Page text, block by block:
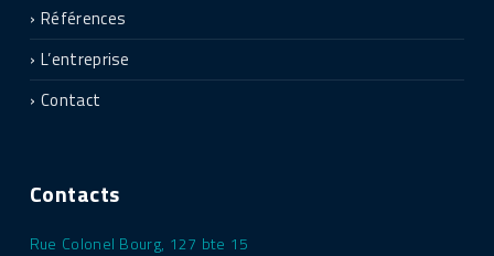
i
d
e
Références
L’entreprise
Contact
Contacts
Rue Colonel Bourg, 127 bte 15